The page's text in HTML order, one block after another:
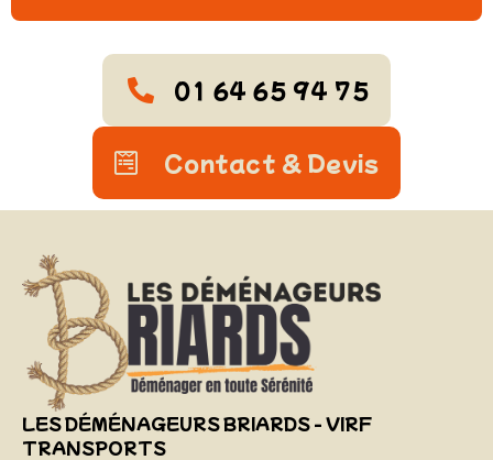
01 64 65 94 75
Contact & Devis
LES DÉMÉNAGEURS BRIARDS - VIRF
TRANSPORTS